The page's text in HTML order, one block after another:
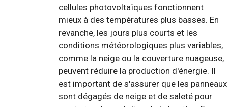
cellules photovoltaïques fonctionnent
mieux à des températures plus basses. En
revanche, les jours plus courts et les
conditions météorologiques plus variables,
comme la neige ou la couverture nuageuse,
peuvent réduire la production d'énergie. Il
est important de s'assurer que les panneaux
sont dégagés de neige et de saleté pour